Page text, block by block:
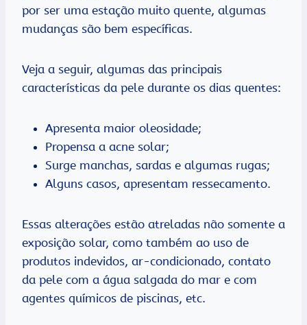
por ser uma estação muito quente, algumas
mudanças são bem específicas.
Veja a seguir, algumas das principais
características da pele durante os dias quentes:
Apresenta maior oleosidade;
Propensa a acne solar;
Surge manchas, sardas e algumas rugas;
Alguns casos, apresentam ressecamento.
Essas alterações estão atreladas não somente a
exposição solar, como também ao uso de
produtos indevidos, ar-condicionado, contato
da pele com a água salgada do mar e com
agentes químicos de piscinas, etc.